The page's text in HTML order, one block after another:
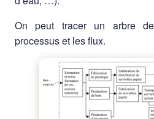
On peut tracer un arbre
processus et les flux.